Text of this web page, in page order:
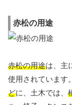
赤松の用途
赤松の用途は、主
使用されています
どに、土木では、